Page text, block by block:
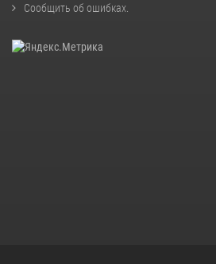
Сообщить об ошибках